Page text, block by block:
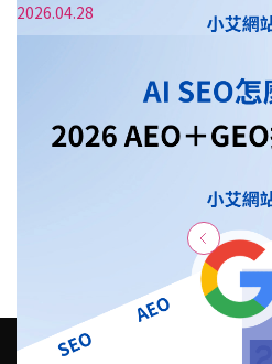
2026實用AI-SEO工具：初
如何讓網站被AI推薦？掌
招，搶佔流量先機
AI大補帖
2026.04.28
1